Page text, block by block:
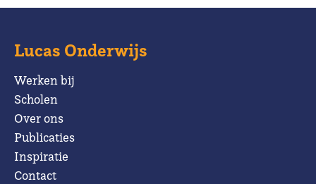
Lucas Onderwijs
Werken bij
Scholen
Over ons
Publicaties
Inspiratie
Contact